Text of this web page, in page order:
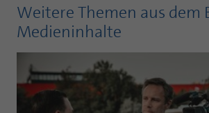
Weitere Themen aus dem
Medieninhalte